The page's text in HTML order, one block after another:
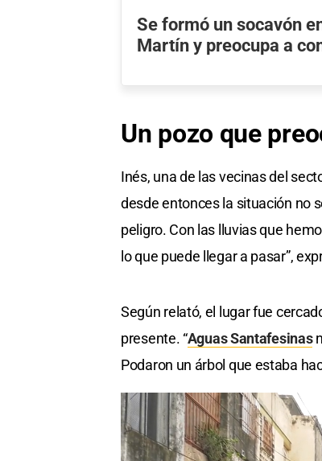
Se formó un socavón
Martín y preocupa a
Un pozo que
Inés, una de las vecinas del
desde entonces la situación no
peligro. Con las lluvias que
lo que puede llegar a pasar”,
Según relató, el lugar fue
presente. “Aguas Santafesinas
Podaron un árbol que estaba